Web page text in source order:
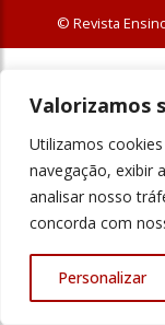
Valorizamos
Utilizamos
navegação, exibir
analisar nosso
concorda com
Personalizar
© Revista